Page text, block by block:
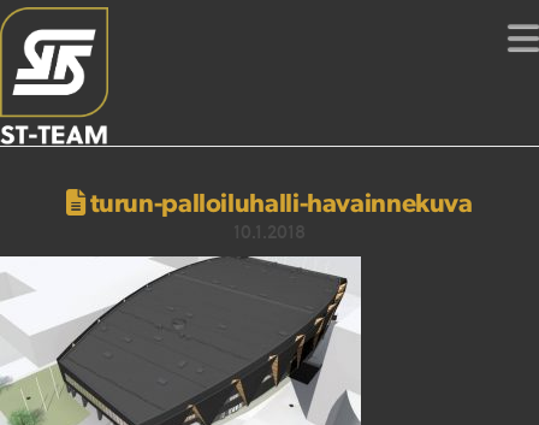
turun-palloiluhalli-havainnekuva